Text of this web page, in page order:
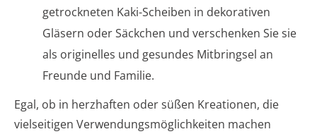
getrockneten Kaki-Scheiben in dekorativen
Gläsern oder Säckchen und verschenken Sie sie
als originelles und gesundes Mitbringsel an
Freunde und Familie.
Egal, ob in herzhaften oder süßen Kreationen, die
vielseitigen Verwendungsmöglichkeiten machen